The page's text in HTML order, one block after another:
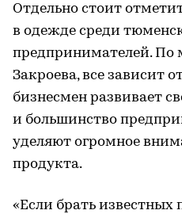
Отдельно стоит
в одежде среди
предпринимателей. По
Закроева, все зависит
бизнесмен развивает
и большинство
уделяют огромное
продукта.
«Если брать